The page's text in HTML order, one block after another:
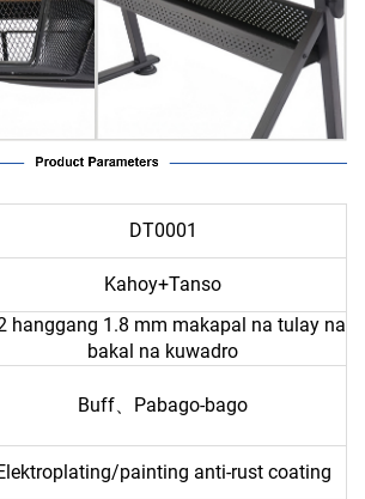
DT0001
Kahoy+Tanso
hanggang 1.8 mm makapal na tulay na
bakal na kuwadro
Buff、Pabago-bago
painting anti-rust coating